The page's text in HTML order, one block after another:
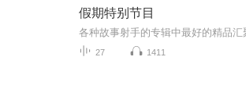
假期特别节目
各种故事射手的专辑中最好的精品汇
27 1411